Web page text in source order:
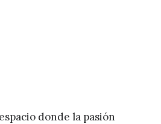
donde la pasión